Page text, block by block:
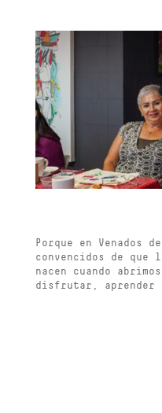
Porque en Venados
convencidos de que
nacen cuando
disfrutar, aprender